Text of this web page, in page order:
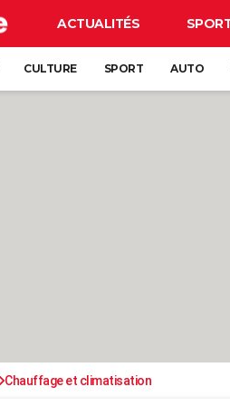
ACTUALITÉS
CULTURE SPORT AUTO
Chauffage et climatisation